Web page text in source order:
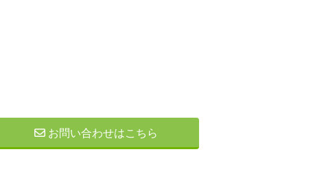
お問い合わせはこちら